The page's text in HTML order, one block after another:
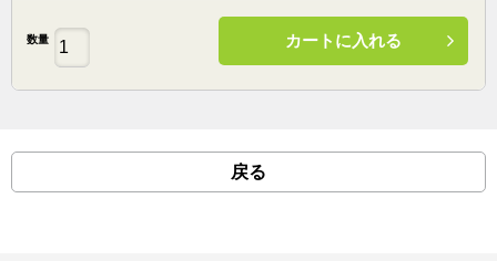
数量 カートに入れる
戻る